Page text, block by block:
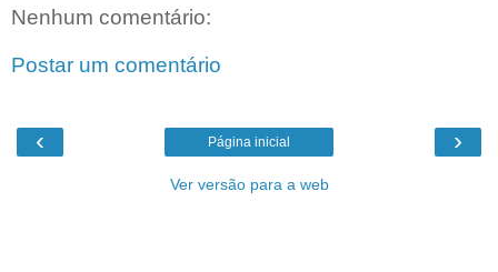
Nenhum comentário:
Postar um comentário
‹ ›
Página inicial
Ver versão para a web